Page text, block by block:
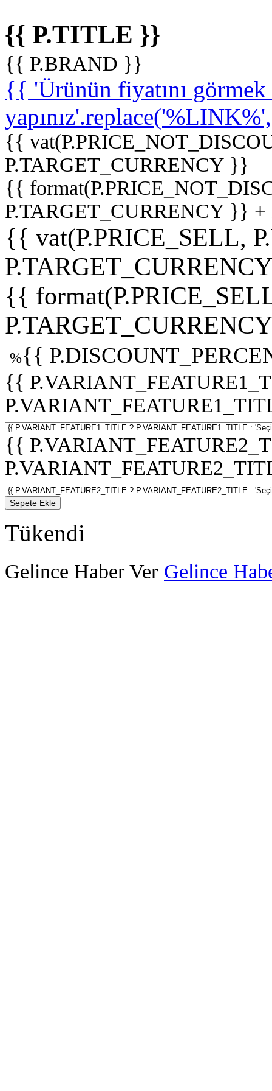
{{ P.TITLE }}
{{ P.BRAND }}
{{ 'Ürünün fiyatını
{{
P.TARGET_CURRENCY }}
{{
P.TARGET_CURRENCY }}
{{ vat(P.PRICE_SELL,
{{
%{{
{{
{{
Sepete Ekle
Tükendi
Gelince Haber Ver Gelince